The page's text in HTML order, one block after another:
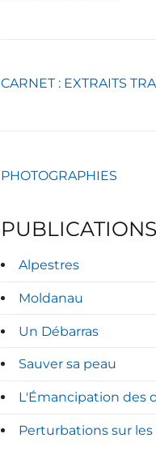
CARNET : EXTRAITS
PHOTOGRAPHIES
PUBLICATIONS
Alpestres
Moldanau
Un Débarras
Sauver sa peau
L'Émancipation des
Perturbations sur